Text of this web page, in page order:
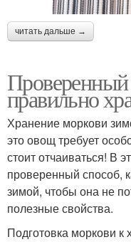
читать дальше →
Проверенный
правильно
Хранение моркови
это овощ требует
стоит отчаиваться! В
проверенный способ,
зимой, чтобы она не
полезные свойства.
Подготовка моркови к